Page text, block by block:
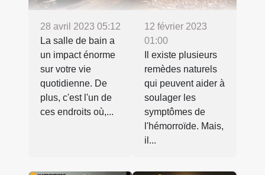
28 avril 2023 05:12
La salle de bain a
un impact énorme
sur votre vie
quotidienne. De
plus, c'est l'un de
ces endroits où,...
12 février 2023
01:00
Il existe plusieurs
remèdes naturels
qui peuvent aider à
soulager les
symptômes de
l'hémorroïde. Mais,
il...